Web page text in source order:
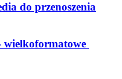
do przenoszenia
wielkoformatowe